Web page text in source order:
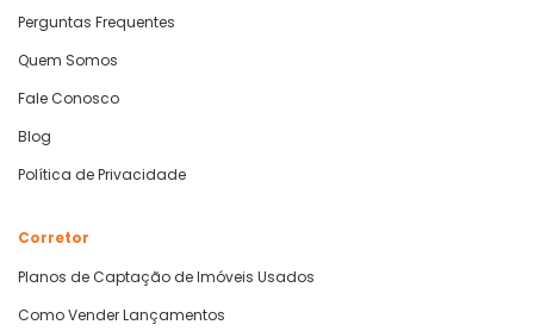
Perguntas Frequentes
Quem Somos
Fale Conosco
Blog
Política de Privacidade
Corretor
Planos de Captação de Imóveis Usados
Como Vender Lançamentos